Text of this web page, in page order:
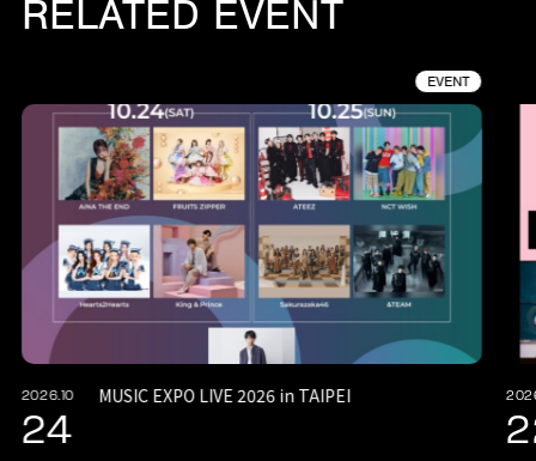
RELATED EVENT
EVENT
2026.10
24
MUSIC EXPO LIVE 2026 in TAIPEI